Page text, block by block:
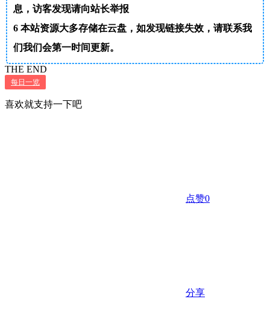
息，访客发现请向站长举报
6本站资源大多存储在云盘，如发现链接失效，请联系我
们我们会第一时间更新。
THE END
每日一览
喜欢就支持一下吧
点赞0
分享